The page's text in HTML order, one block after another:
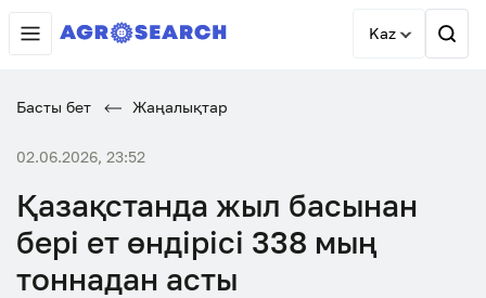
Kaz
Басты бет Жаңалықтар
02.06.2026, 23:52
Қазақстанда жыл басынан
бері ет өндірісі 338 мың
тоннадан асты